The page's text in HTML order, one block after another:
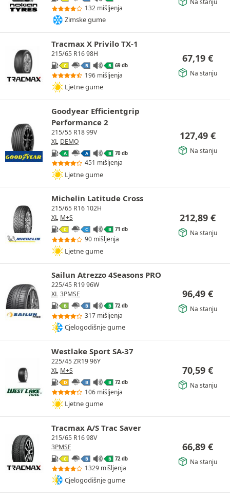
132 mišljenja
Zimske gume
Tracmax X Privilo TX-1
215/65 R16 98H
C B B 69 db
196 mišljenja
Ljetne gume
67,19 €
Na stanju
Goodyear Efficientgrip
Performance 2
215/55 R18 99V
XL DEMO
A A B 70 db
451 mišljenja
Ljetne gume
127,49 €
Na stanju
Michelin Latitude Cross
215/65 R16 102H
XL M+S
C C B 71 db
90 mišljenja
Ljetne gume
212,89 €
Na stanju
Sailun Atrezzo 4Seasons PRO
225/45 R19 96W
XL 3PMSF
B B B 72 db
317 mišljenja
Cjelogodišnje gume
96,49 €
Na stanju
Westlake Sport SA-37
225/45 ZR19 96Y
XL M+S
D B B 72 db
106 mišljenja
Ljetne gume
70,59 €
Na stanju
Tracmax A/S Trac Saver
215/65 R16 98V
3PMSF
C B B 72 db
1329 mišljenja
Cjelogodišnje gume
66,89 €
Na stanju